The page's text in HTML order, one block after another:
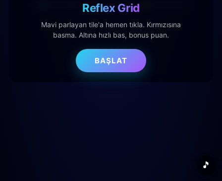
Reflex Grid
Mavi parlayan tile'a hemen tıkla. Kırmızısına
basma. Altına hızlı bas, bonus puan.
BAŞLAT
Kırmızı: -1 can
🎵